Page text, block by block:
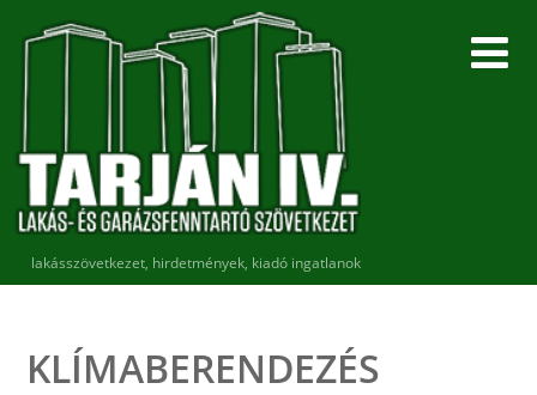
lakásszövetkezet, hirdetmények, kiadó ingatlanok
KLÍMABERENDEZÉS